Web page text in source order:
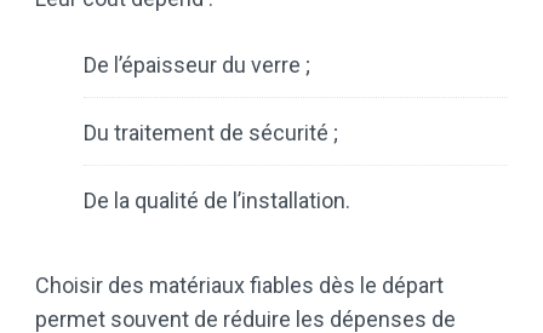
De l’épaisseur du verre ;
Du traitement de sécurité ;
De la qualité de l’installation.
Choisir des matériaux fiables dès le départ
permet souvent de réduire les dépenses de